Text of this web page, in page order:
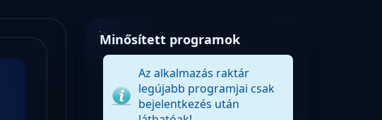
Minősített programok
Az alkalmazás raktár
legújabb programjai csak
bejelentkezés után